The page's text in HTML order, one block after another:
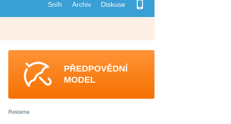
Sníh Archiv Diskuse
PŘEDPOVĚDNÍ
MODEL